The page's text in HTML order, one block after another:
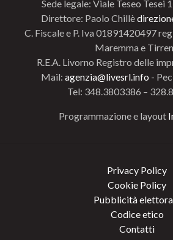
Sede legale: Viale Teseo Tesei
Direttore: Paolo Chillè
C. Fiscale e P. Iva 01891420497
Maremma e
R.E.A. Livorno Registro delle
Mail: agenzia@livesrl.info -
Tel: 348.3803386 –
Programmazione e layout
Privacy Policy
Cookie Policy
Pubblicità
Codice etico
Contatti